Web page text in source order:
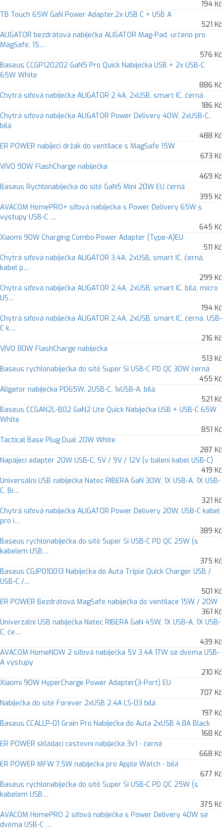
194 Kč
TB Touch 65W GaN Power Adapter,2x USB C + USB A
521 Kč
ALIGATOR bezdrátová nabíječka ALIGATOR Mag-Pad, určeno pro
MagSafe, 15…
576 Kč
Baseus CCGP120202 GaN5 Pro Quick Nabíječka USB + 2x USB-C
65W White
886 Kč
Chytrá síťová nabíječka ALIGATOR 2,4A, 2xUSB, smart IC, černá
186 Kč
Chytrá síťová nabíječka ALIGATOR Power Delivery 40W, 2xUSB-C,
bílá
488 Kč
ER POWER nabíjecí držák do ventilace s MagSafe 15W
673 Kč
VIVO 90W FlashCharge nabíječka
469 Kč
Baseus Rychlonabíječka do sítě GaN5 Mini 20W EU černá
395 Kč
AVACOM HomePRO+ síťová nabíječka s Power Delivery 65W s
výstupy USB-C …
645 Kč
Xiaomi 90W Charging Combo Power Adapter (Type-A)EU
511 Kč
Chytrá síťová nabíječka ALIGATOR 3.4A, 2xUSB, smart IC, černá,
kabel p…
299 Kč
Chytrá síťová nabíječka ALIGATOR 2,4A, 2xUSB, smart IC, bílá, micro
US…
194 Kč
Chytrá síťová nabíječka ALIGATOR 2,4A, 2xUSB, smart IC, černá, USB-
C k…
216 Kč
VIVO 80W FlashCharge nabíječka
513 Kč
Baseus rychlonabíječka do sítě Super Si USB-C PD QC 30W černá
455 Kč
Aligator nabíječka PD65W, 2USB-C, 1xUSB-A, bílá
521 Kč
Baseus CCGAN2L-B02 GaN2 Lite Quick Nabíječka USB + USB-C 65W
White
851 Kč
Tactical Base Plug Dual 20W White
287 Kč
Napájecí adaptér 20W USB-C, 5V / 9V / 12V (v balení kabel USB-C)
419 Kč
Universální USB nabíječka Natec RIBERA GaN 30W, 1X USB-A, 1X USB-
C, Bí…
321 Kč
Chytrá síťová nabíječka ALIGATOR Power Delivery 20W, USB-C kabel
pro i…
389 Kč
Baseus rychlonabíječka do sítě Super Si USB-C PD QC 25W (s
kabelem USB…
375 Kč
Baseus CGJP010013 Nabíječka do Auta Triple Quick Charger USB /
USB-C /…
501 Kč
ER POWER Bezdrátová MagSafe nabíječka do ventilace 15W / 20W
361 Kč
Univerzální USB nabíječka Natec RIBERA GaN 45W, 1X USB-A, 1X USB-
C, če…
439 Kč
AVACOM HomeNOW 2 síťová nabíječka 5V 3,4A 17W se dvěma USB-
A výstupy
210 Kč
Xiaomi 90W HyperCharge Power Adapter(3-Port) EU
707 Kč
Nabíječka do sítě Forever 2xUSB 2,4A LS-03 bílá
197 Kč
Baseus CCALLP-01 Grain Pro Nabíječka do Auta 2xUSB 4.8A Black
168 Kč
ER POWER skládací cestovní nabíječka 3v1 - černá
668 Kč
ER POWER MFW 7,5W nabíječka pro Apple Watch - bílá
677 Kč
Baseus rychlonabíječka do sítě Super Si USB-C PD QC 25W (s
kabelem USB…
375 Kč
AVACOM HomePRO 2 síťová nabíječka s Power Delivery 40W se
dvěma USB-C …